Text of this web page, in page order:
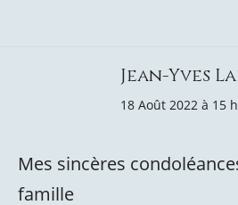
Jean-Yves
18 Août 2022 à 15
Mes sincères
famille